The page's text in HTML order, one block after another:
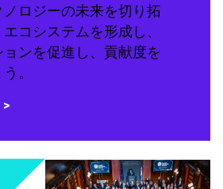
ロジーの未来を切り拓
コシステムを形成し、
ンを促進し、貢献度を
。